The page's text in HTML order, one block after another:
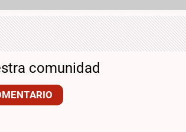
comunidad